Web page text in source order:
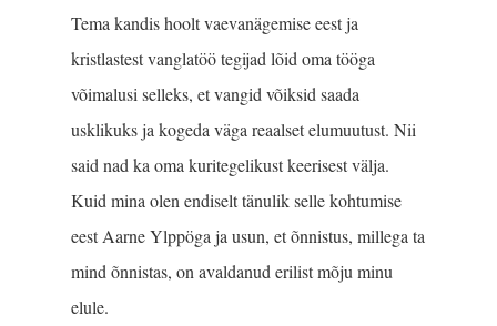
Tema kandis hoolt vaevanägemise eest ja
kristlastest vanglatöö tegijad lõid oma tööga
võimalusi selleks, et vangid võiksid saada
usklikuks ja kogeda väga reaalset elumuutust. Nii
said nad ka oma kuritegelikust keerisest välja.
Kuid mina olen endiselt tänulik selle kohtumise
eest Aarne Ylppöga ja usun, et õnnistus, millega ta
mind õnnistas, on avaldanud erilist mõju minu
elule.